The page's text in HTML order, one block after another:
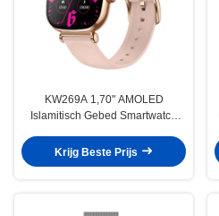
KW269A 1,70" AMOLED
Islamitisch Gebed Smartwatch
Calling All-Day Health Monitoring
Krijg Beste Prijs